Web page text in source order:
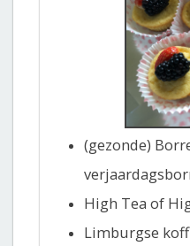
(gezonde)
High Tea of
Limburgse